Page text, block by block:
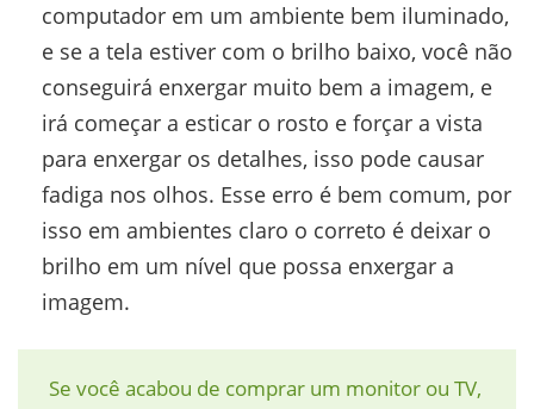
computador em um ambiente bem iluminado,
e se a tela estiver com o brilho baixo, você não
conseguirá enxergar muito bem a imagem, e
irá começar a esticar o rosto e forçar a vista
para enxergar os detalhes, isso pode causar
fadiga nos olhos. Esse erro é bem comum, por
isso em ambientes claro o correto é deixar o
brilho em um nível que possa enxergar a
imagem.
Se você acabou de comprar um monitor ou TV,